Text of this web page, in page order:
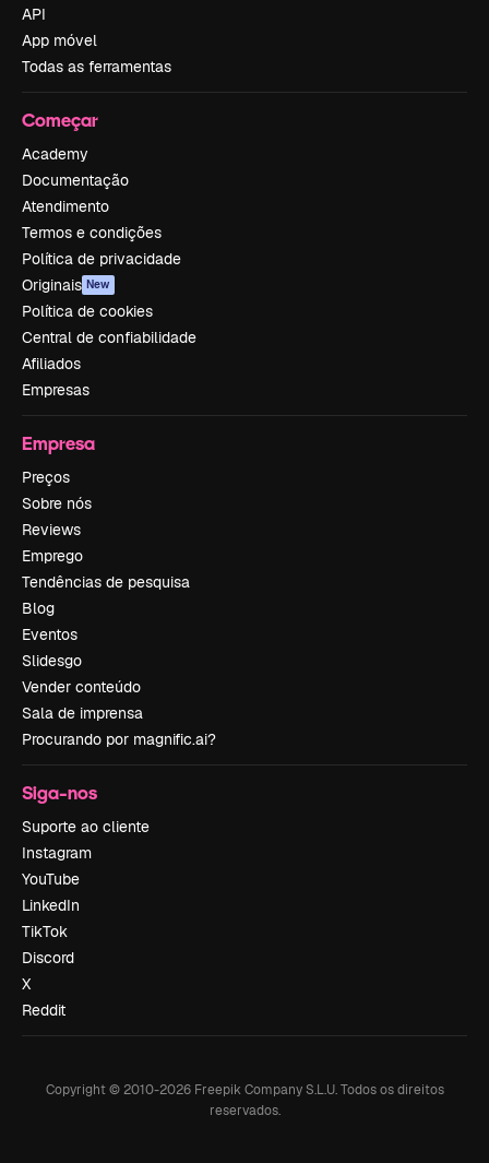
API
App móvel
Todas as ferramentas
Começar
Academy
Documentação
Atendimento
Termos e condições
Política de privacidade
Originais New
Política de cookies
Central de confiabilidade
Afiliados
Empresas
Empresa
Preços
Sobre nós
Reviews
Emprego
Tendências de pesquisa
Blog
Eventos
Slidesgo
Vender conteúdo
Sala de imprensa
Procurando por magnific.ai?
Siga-nos
Suporte ao cliente
Instagram
YouTube
LinkedIn
TikTok
Discord
X
Reddit
Copyright © 2010-2026Freepik Company S.L.U. Todos os direitos
reservados.